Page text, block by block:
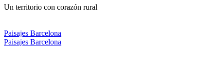
Un territorio con corazón rural
Paisajes Barcelona
Paisajes Barcelona